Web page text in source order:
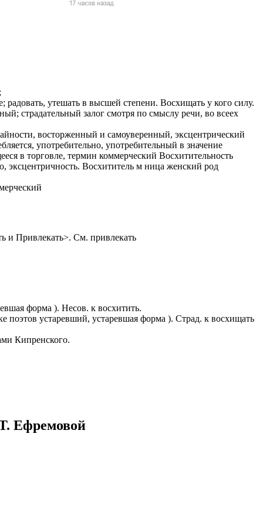
женщин и
страны),
встреча
проживание.
РФ!
профиле.
радовать, утешать в высшей степени. Восхищать у кого силу.
страдательный залог смотря по смыслу речи, во всеех
восторженный и самоуверенный, эксцентрический
употребительно, употребительный в значение
в торговле, термин коммерческий Восхитительность
эксцентричность. Восхититель м ница женский род
и Привлекать>. См. привлекать
форма ). Несов. к восхитить.
устаревший, устаревшая форма ). Страд. к восхищать
Кипренского.
Ефремовой